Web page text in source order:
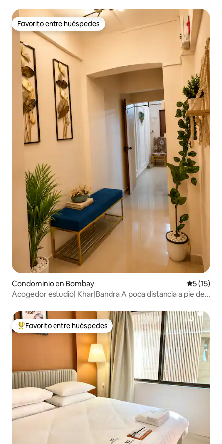
Favorito entre huéspedes
Favorito entre huéspedes
Condominio en Bombay
5 (15)
Acogedor estudio| Khar|Bandra A poca distancia a pie de
De los mejores en Favorito entre huéspedes
Favorito entre huéspedes